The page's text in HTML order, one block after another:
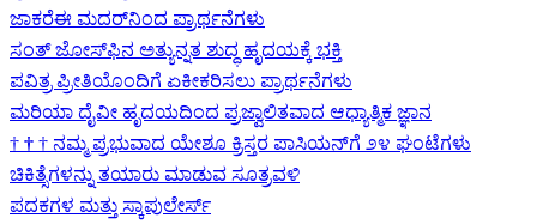
ಜಾಕರೆಈ ಮದರ್‌ನಿಂದ ಪ್ರಾರ್ಥನೆಗಳು
ಸಂತ್ ಜೋಸ್‌ಫಿನ ಅತ್ಯುನ್ನತ ಶುದ್ಧ ಹೃದಯಕ್ಕೆ ಭಕ್ತಿ
ಪವಿತ್ರ ಪ್ರೀತಿಯೊಂದಿಗೆ ಏಕೀಕರಿಸಲು ಪ್ರಾರ್ಥನೆಗಳು
ಮರಿಯಾ ದೈವೀ ಹೃದಯದಿಂದ ಪ್ರಜ್ವಾಲಿತವಾದ ಆಧ್ಯಾತ್ಮಿಕ ಜ್ಞಾನ
† † † ನಮ್ಮ ಪ್ರಭುವಾದ ಯೇಶೂ ಕ್ರಿಸ್ತರ ಪಾಸಿಯನ್‌ಗೆ ೨೪ ಘಂಟೆಗಳು
ಚಿಕಿತ್ಸೆಗಳನ್ನು ತಯಾರು ಮಾಡುವ ಸೂತ್ರವಳಿ
ಪದಕಗಳ ಮತ್ತು ಸ್ಕಾಪುಲೇರ್ಸ್